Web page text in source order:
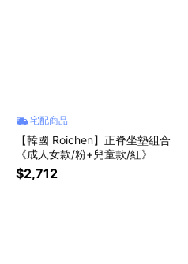
宅配商品
【韓國 Roichen】正脊坐墊組合
《成人女款/粉+兒童款/紅》
$2,712